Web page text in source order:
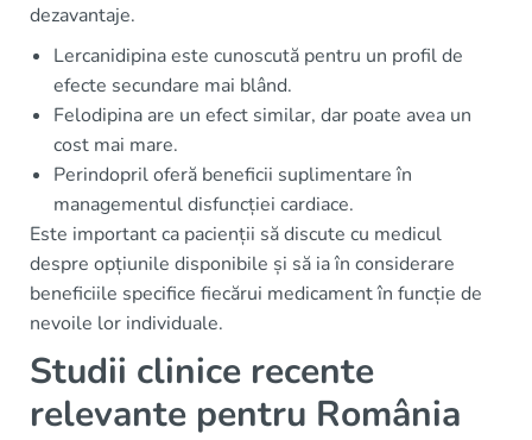
dezavantaje.
Lercanidipina este cunoscută pentru un profil de
efecte secundare mai blând.
Felodipina are un efect similar, dar poate avea un
cost mai mare.
Perindopril oferă beneficii suplimentare în
managementul disfuncției cardiace.
Este important ca pacienții să discute cu medicul
despre opțiunile disponibile și să ia în considerare
beneficiile specifice fiecărui medicament în funcție de
nevoile lor individuale.
Studii clinice recente
relevante pentru România